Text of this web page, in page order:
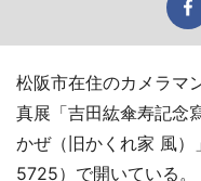
松阪市在住のカメラマ
真展「吉田紘傘寿記念
かぜ（旧かくれ家 風
5725）で開いている。